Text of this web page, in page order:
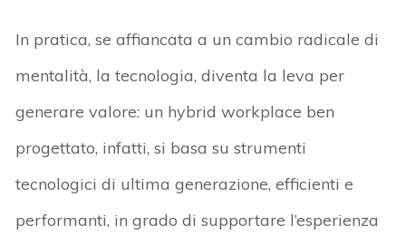
In pratica, se affiancata a un cambio radicale di
mentalità, la tecnologia, diventa la leva per
generare valore: un hybrid workplace ben
progettato, infatti, si basa su strumenti
tecnologici di ultima generazione, efficienti e
performanti, in grado di supportare l’esperienza